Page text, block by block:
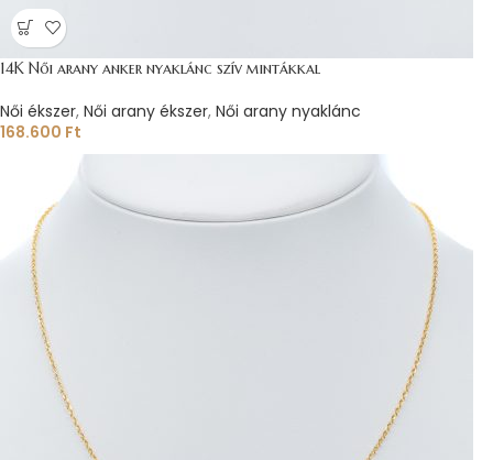
14K Női arany anker nyaklánc szív mintákkal
Női ékszer, Női arany ékszer, Női arany nyaklánc
168.600 Ft